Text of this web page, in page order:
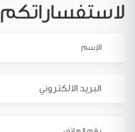
لاستفساراتكم